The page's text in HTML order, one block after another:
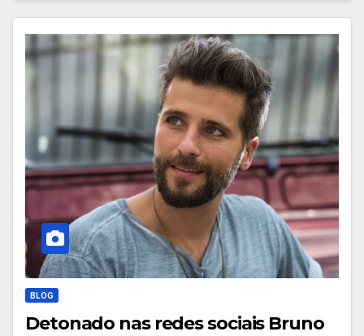
BLOG
Detonado nas redes sociais Bruno